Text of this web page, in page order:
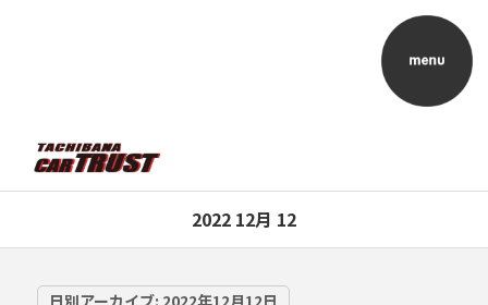
2022 12月 12
日別アーカイブ: 2022年12月12日